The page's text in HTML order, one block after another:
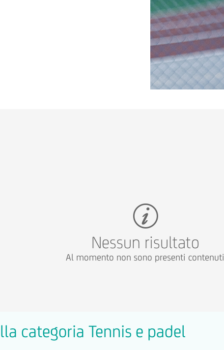
Nessun risultato
Al momento non sono presenti contenuti
categoria Tennis e padel